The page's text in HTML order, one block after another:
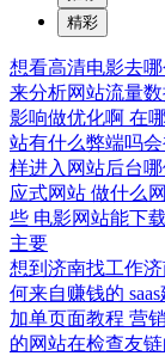
精彩
想看高清电影去
来分析网站流量
影响做优化啊 在
站有什么弊端吗
样进入网站后台
应式网站 做什么
些 电影网站能下
主要
想到济南找工作
何来自赚钱的
加单页面教程 营
的网站在检查友